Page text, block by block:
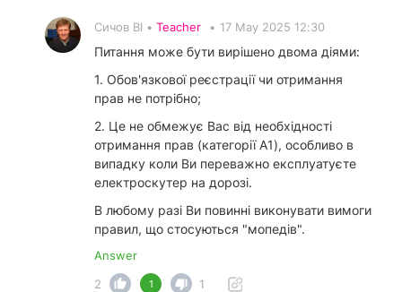
Сичов ВІ • Teacher • 17 May 2025 12:30
Питання може бути вирішено двома діями:
1. Обов'язкової реєстрації чи отримання
прав не потрібно;
2. Це не обмежує Вас від необхідності
отримання прав (категорії А1), особливо в
випадку коли Ви переважно експлуатуєте
електроскутер на дорозі.
В любому разі Ви повинні виконувати вимоги
правил, що стосуються "мопедів".
Answer
2
1 1